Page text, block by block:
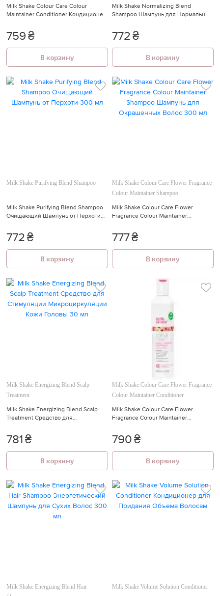
Milk Shake Colour Care Colour
Maintainer Conditioner Кондиционер
759₴
В корзину
Milk Shake Normalizing Blend
Shampoo Шампунь для Нормальных
772₴
В корзину
Milk Shake Purifying Blend Shampoo
Milk Shake Purifying Blend Shampoo
Очищающий Шампунь от Перхоти
772₴
В корзину
Milk Shake Colour Care Flower Fragrance
Colour Maintainer Shampoo
Milk Shake Colour Care Flower
Fragrance Colour Maintainer
Волос 300 мл
777₴
В корзину
Milk Shake Energizing Blend Scalp
Treatment
Milk Shake Energizing Blend Scalp
Treatment Средство для
Кожи Головы 30 мл
781₴
В корзину
Milk Shake Colour Care Flower Fragrance
Colour Maintainer Conditioner
Milk Shake Colour Care Flower
Fragrance Colour Maintainer
Окрашенных Волос 300 мл
790₴
В корзину
Milk Shake Energizing Blend Hair
Milk Shake Volume Solution Conditioner